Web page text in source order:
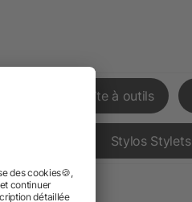
Boîte à outils
Stylos Stylets